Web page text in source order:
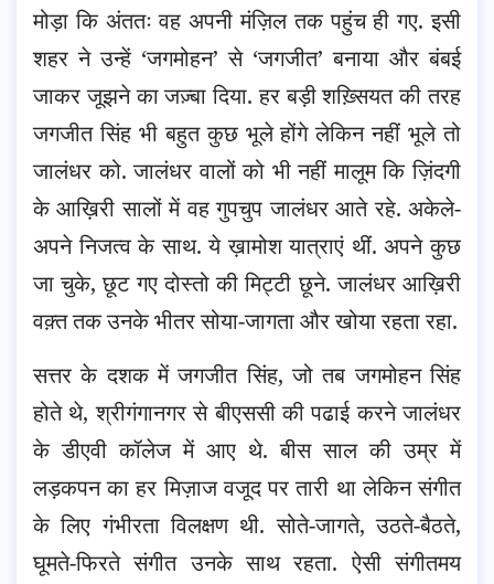
मोड़ा कि अंततः वह अपनी मंज़िल तक पहुंच ही गए. इसी
शहर ने उन्हें ‘जगमोहन’ से ‘जगजीत’ बनाया और बंबई
जाकर जूझने का जज़्बा दिया. हर बड़ी शख़्सियत की तरह
जगजीत सिंह भी बहुत कुछ भूले होंगे लेकिन नहीं भूले तो
जालंधर को. जालंधर वालों को भी नहीं मालूम कि ज़िंदगी
के आख़िरी सालों में वह गुपचुप जालंधर आते रहे. अकेले-
अपने निजत्व के साथ. ये ख़ामोश यात्राएं थीं. अपने कुछ
जा चुके, छूट गए दोस्तो की मिट्टी छूने. जालंधर आख़िरी
वक़्त तक उनके भीतर सोया-जागता और खोया रहता रहा.
सत्तर के दशक में जगजीत सिंह, जो तब जगमोहन सिंह
होते थे, श्रीगंगानगर से बीएससी की पढाई करने जालंधर
के डीएवी कॉलेज में आए थे. बीस साल की उम्र में
लड़कपन का हर मिज़ाज वजूद पर तारी था लेकिन संगीत
के लिए गंभीरता विलक्षण थी. सोते-जागते, उठते-बैठते,
घूमते-फिरते संगीत उनके साथ रहता. ऐसी संगीतमय